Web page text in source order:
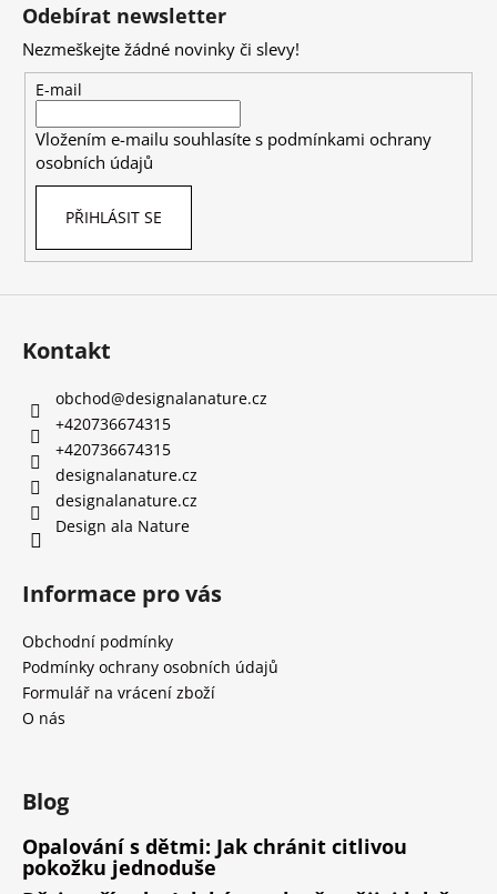
Odebírat newsletter
Nezmeškejte žádné novinky či slevy!
E-mail
Vložením e-mailu souhlasíte s podmínkami ochrany
osobních údajů
PŘIHLÁSIT SE
Kontakt
obchod@designalanature.cz
+420736674315
+420736674315
designalanature.cz
designalanature.cz
Design ala Nature
Informace pro vás
Obchodní podmínky
Podmínky ochrany osobních údajů
Formulář na vrácení zboží
O nás
Blog
Opalování s dětmi: Jak chránit citlivou
pokožku jednoduše